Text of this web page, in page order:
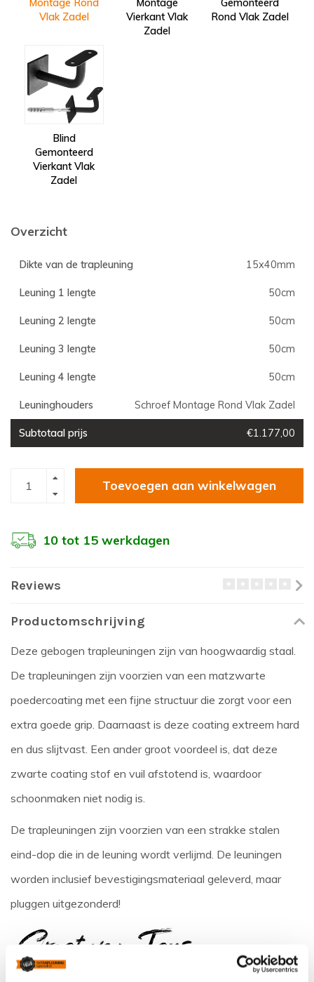
Montage Rond
Vlak Zadel
Montage
Vierkant Vlak
Zadel
Gemonteerd
Rond Vlak Zadel
Blind
Gemonteerd
Vierkant Vlak
Zadel
Overzicht
Dikte van de trapleuning 15x40mm
Leuning 1 lengte 50cm
Leuning 2 lengte 50cm
Leuning 3 lengte 50cm
Leuning 4 lengte 50cm
Leuninghouders Schroef Montage Rond Vlak Zadel
Subtotaal prijs €1.177,00
Toevoegen aan winkelwagen
10 tot 15 werkdagen
Reviews
Productomschrijving
Deze gebogen trapleuningen zijn van hoogwaardig staal.
De trapleuningen zijn voorzien van een matzwarte
poedercoating met een fijne structuur die zorgt voor een
extra goede grip. Daarnaast is deze coating extreem hard
en dus slijtvast. Een ander groot voordeel is, dat deze
zwarte coating stof en vuil afstotend is, waardoor
schoonmaken niet nodig is.
De trapleuningen zijn voorzien van een strakke stalen
eind-dop die in de leuning wordt verlijmd. De leuningen
worden inclusief bevestigingsmateriaal geleverd, maar
pluggen uitgezonderd!